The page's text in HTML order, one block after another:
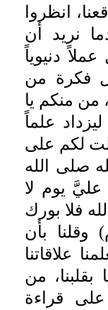
انظروا
نريد أن
دنيوياً
فكرة من
من منكم يا
علماً
لكم على
صلى الله
يوم لا
فلا بورك
بأن
علاقاتنا
بقلبنا، من
قراءة